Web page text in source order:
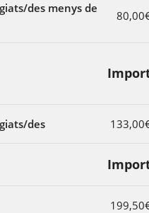
des menys de
des